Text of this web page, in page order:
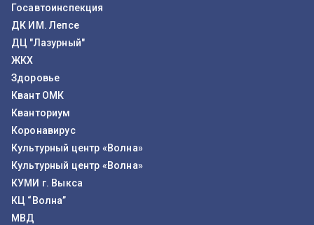
Госавтоинспекция
ДК ИМ. Лепсе
ДЦ "Лазурный"
ЖКХ
Здоровье
Квант ОМК
Кванториум
Коронавирус
Культурный центр «Волна»
Культурный центр «Волна»
КУМИ г. Выкса
КЦ “Волна”
МВД